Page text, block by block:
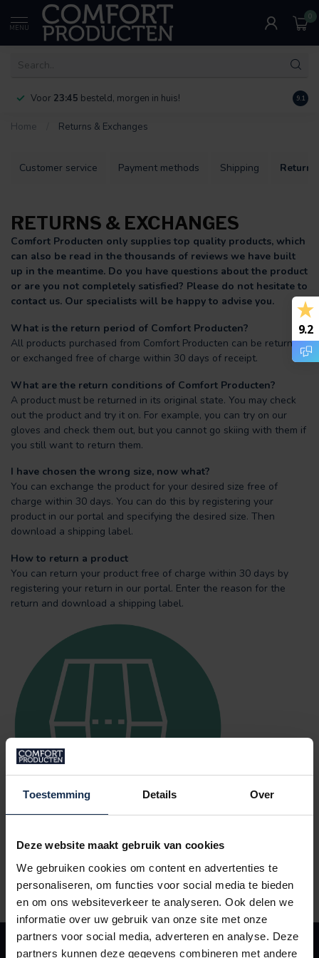
Toestemming Details Over
Deze website maakt gebruik van cookies
We gebruiken cookies om content en advertenties te
personaliseren, om functies voor social media te bieden
en om ons websiteverkeer te analyseren. Ook delen we
informatie over uw gebruik van onze site met onze
partners voor social media, adverteren en analyse. Deze
partners kunnen deze gegevens combineren met andere
MENU
0
Voor 23:45 besteld, morgen in huis! 9.1
Home Returns & Exchanges
Customer service Payment methods Shipping
RETURNS & EXCHANGES
Comfort Producten only supplies top quality products, which
can also be read in the thousands of reviews we have built
up in the meantime. Do you have questions about the product
or are you not completely satisfied? Please do not hesitate to
contact us. Our specialists will be happy to advise you.
What is the return period of Comfort Producten?
All products purchased from Comfort Producten can be returned
or exchanged free of charge within 30 days of receipt.
What are the return conditions of Comfort Producten?
A product must be returned in its original state. You may check
out the product and try it on. For example, you can try on our
gloves and check them out, but you cannot go skiing with them if
you still want to return them.
I have chosen the wrong size, now what?
You can exchange the product for your desired size free of
charge within 30 days. You can do this by registering your
product in our portal and specifying the desired size. Then
download a shipping label.
How to return a product
You can return your product free of charge within 30 days by
registering your return in our portal. Enter the reason for the
return and download a shipping label.
GO TO THE RETURN PORTAL
ABONNEER OP ONZE NIEUWSBRIEF
9.2